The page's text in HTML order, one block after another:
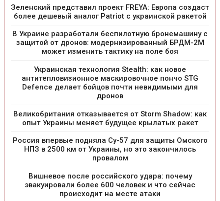
Зеленский представил проект FREYA: Европа создаст
более дешевый аналог Patriot с украинской ракетой
В Украине разработали беспилотную бронемашину с
защитой от дронов: модернизированный БРДМ-2М
может изменить тактику на поле боя
Украинская технология Stealth: как новое
антитепловизионное маскировочное пончо STG
Defence делает бойцов почти невидимыми для
дронов
Великобритания отказывается от Storm Shadow: как
опыт Украины меняет будущее крылатых ракет
Россия впервые подняла Су-57 для защиты Омского
НПЗ в 2500 км от Украины, но это закончилось
провалом
Вишневое после российского удара: почему
эвакуировали более 600 человек и что сейчас
происходит на месте атаки